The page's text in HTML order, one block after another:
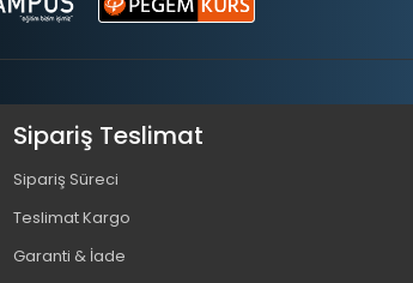
Sipariş Teslimat
Sipariş Süreci
Teslimat Kargo
Garanti & İade